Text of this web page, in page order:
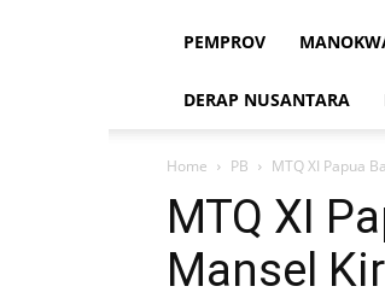
PEMPROV
DERAP NUSANTARA
Home PB MTQ XI Papua
MTQ XI
Mansel